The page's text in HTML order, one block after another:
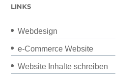
LINKS
Webdesign
e-Commerce Website
Website Inhalte schreiben